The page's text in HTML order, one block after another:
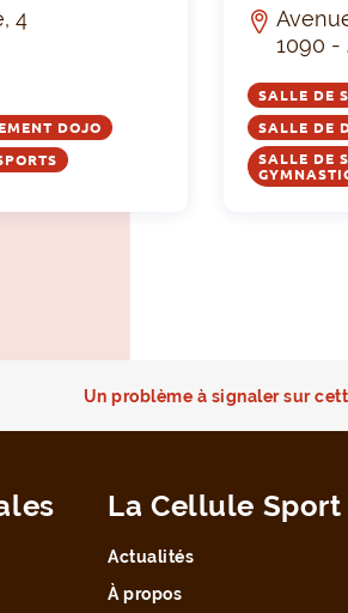
4
DOJO
1090 -
SALLE DE
SALLE DE
SALLE DE
Un problème à signaler sur
La Cellule Sport
Actualités
À propos